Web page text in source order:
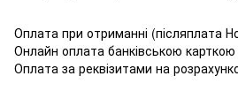
Оплата при отриманні (післяплата
Онлайн оплата банківською
Оплата за реквізитами на